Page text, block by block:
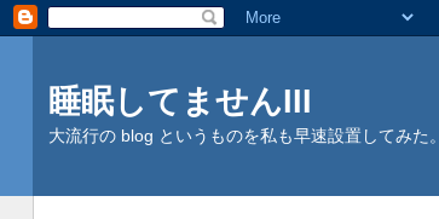
睡眠してませんIII
大流行の blog というものを私も早速設置してみた。